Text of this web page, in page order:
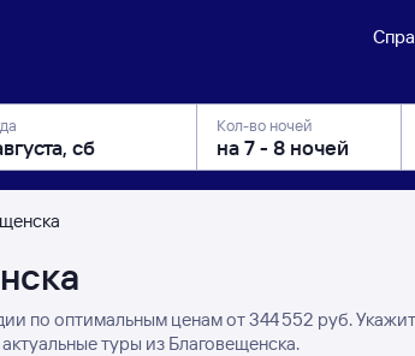
Кол-во ночей
по оптимальным ценам от 344 ⁠552 руб.
туры из Благовещенска.